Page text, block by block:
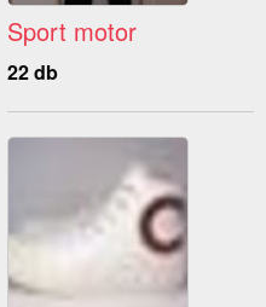
Sport motor
22 db